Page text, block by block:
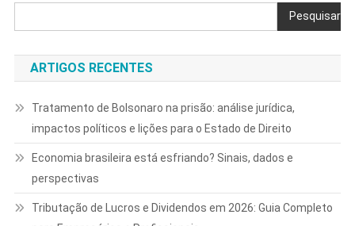
Pesquisar
ARTIGOS RECENTES
Tratamento de Bolsonaro na prisão: análise jurídica,
impactos políticos e lições para o Estado de Direito
Economia brasileira está esfriando? Sinais, dados e
perspectivas
Tributação de Lucros e Dividendos em 2026: Guia Completo